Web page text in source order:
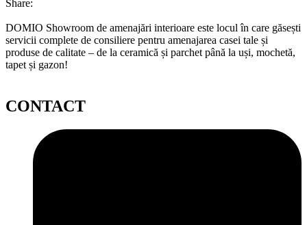
Share:
DOMIO Showroom de amenajări interioare este locul în care găsești
servicii complete de consiliere pentru amenajarea casei tale și
produse de calitate – de la ceramică și parchet până la uși, mochetă,
tapet și gazon!
CONTACT